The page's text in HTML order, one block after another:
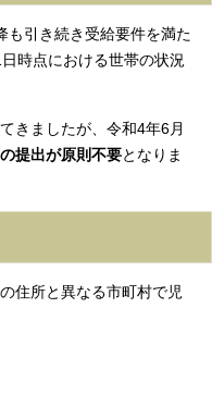
も引き続き受給要件を満た
時点における世帯の状況
きましたが、令和4年6月
提出が原則不要となりま
住所と異なる市町村で児